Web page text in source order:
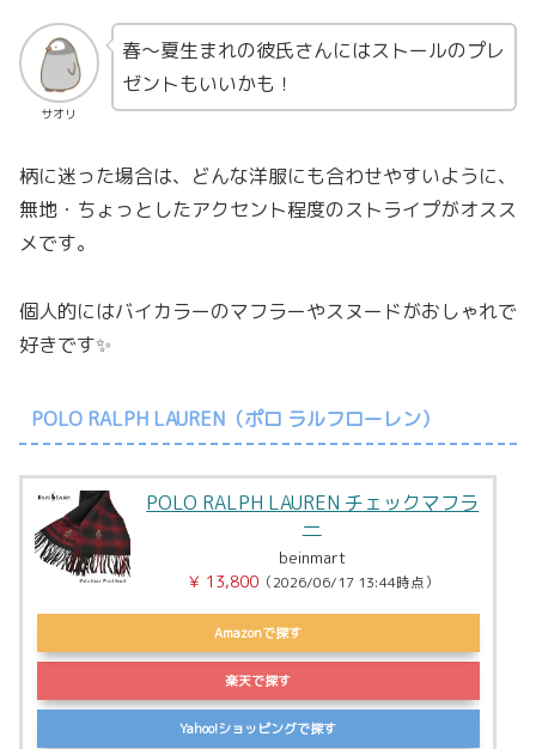
サオリ
春〜夏生まれの彼氏さんにはストールのプレ
ゼントもいいかも！
柄に迷った場合は、どんな洋服にも合わせやすいように、
無地・ちょっとしたアクセント程度のストライプがオスス
メです。
個人的にはバイカラーのマフラーやスヌードがおしゃれで
好きです✨
POLO RALPH LAUREN（ポロ ラルフローレン）
POLO RALPH LAUREN チェックマフラ
ー
beinmart
￥ 13,800（2026/06/17 13:44時点）
Amazonで探す
楽天で探す
Yahoo!ショッピングで探す